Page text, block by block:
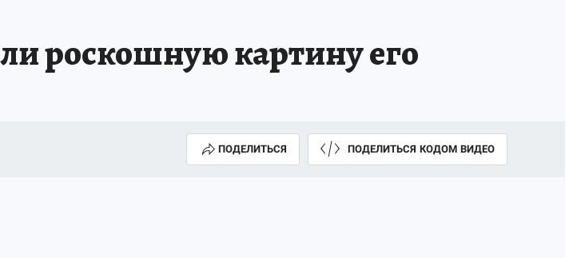
роскошную картину его
ПОДЕЛИТЬСЯ ПОДЕЛИТЬСЯ КОДОМ ВИДЕО